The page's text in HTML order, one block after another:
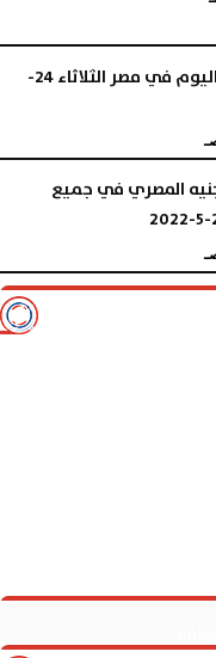
سعر الريال السعودي اليوم في مصر الثلاثاء 24-
المصري في جميع